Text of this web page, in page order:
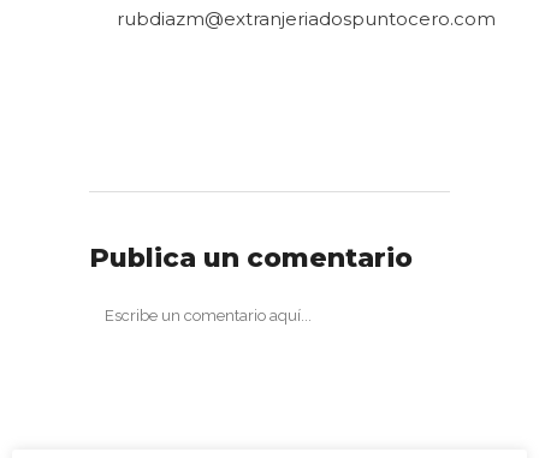
rubdiazm@extranjeriadospuntocero.com
Publica un comentario